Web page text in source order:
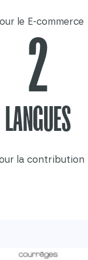
le E-commerce
2
LANGUES
la contribution